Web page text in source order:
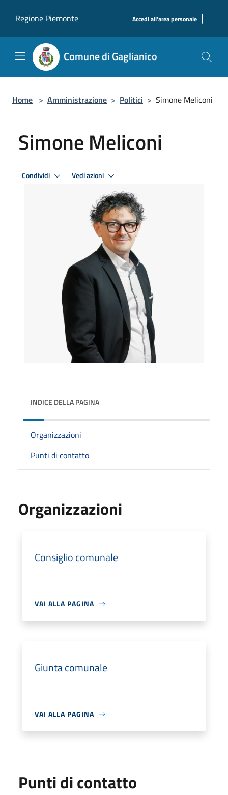
Regione Piemonte
Accedi all'area personale |
Comune di Gaglianico
Home > Amministrazione > Politici > Simone Meliconi
Simone Meliconi
Condividi Vedi azioni
INDICE DELLA PAGINA
Organizzazioni
Punti di contatto
Organizzazioni
Consiglio comunale
VAI ALLA PAGINA
Giunta comunale
VAI ALLA PAGINA
Punti di contatto